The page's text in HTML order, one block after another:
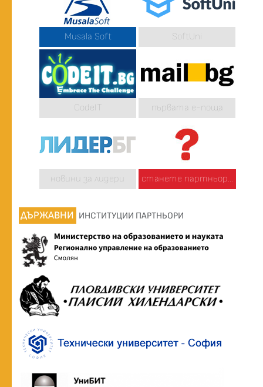
Musala Soft SoftUni
CodeIT първата е-поща
новини за лидери станете партньор...
ДЪРЖАВНИ ИНСТИТУЦИИ ПАРТНЬОРИ